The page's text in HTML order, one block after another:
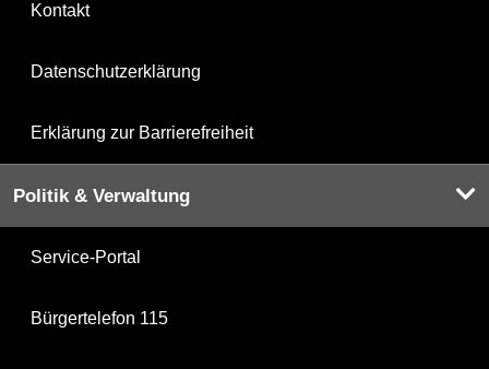
Kontakt
Datenschutzerklärung
Erklärung zur Barrierefreiheit
Politik & Verwaltung
Service-Portal
Bürgertelefon 115